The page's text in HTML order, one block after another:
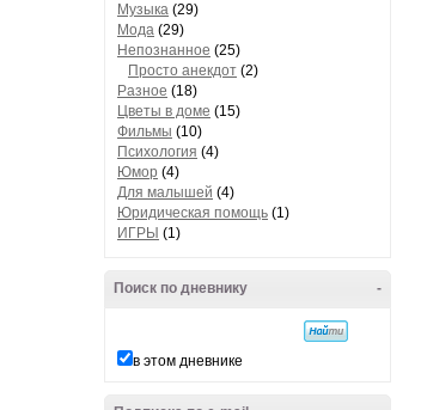
Музыка (29)
Мода (29)
Непознанное (25)
Просто анекдот (2)
Разное (18)
Цветы в доме (15)
Фильмы (10)
Психология (4)
Юмор (4)
Для малышей (4)
Юридическая помощь (1)
ИГРЫ (1)
-
Поиск по дневнику
в этом дневнике